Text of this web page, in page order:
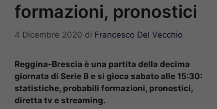
formazioni, pronostici
4 Dicembre 2020 di Francesco Del Vecchio
Reggina-Brescia è una partita della decima
giornata di Serie B e si gioca sabato alle 15:30:
statistiche, probabili formazioni, pronostici,
diretta tv e streaming.